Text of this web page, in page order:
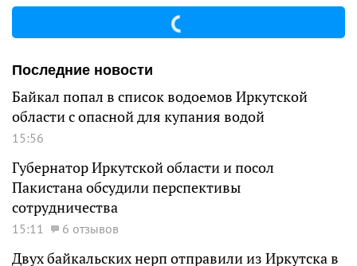
Последние новости
Байкал попал в список водоемов Иркутской
области с опасной для купания водой
15:56
Губернатор Иркутской области и посол
Пакистана обсудили перспективы
сотрудничества
15:11 6 отзывов
Двух байкальских нерп отправили из Иркутска в